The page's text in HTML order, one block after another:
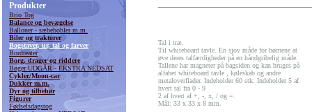
Produkter
Brio Tog
Balance og bevægelse
Balloner - sæbebobler m.m.
Biler og traktorer
Bogstaver, ur, tal og farver
Bordteater
Borg, drager og riddere
Bøger UDGÅR - EKSTRA NEDSAT
Cykler/Moon-car
Dukker m.m.
Dyr og tilbehør
Figurer
Fødselsdagstog
Tal i træ.
Til whiteboard tavle. En sjov måde for børnene at
øve deres talfærdigheder på en håndgribelig måde.
Tallene har magneter på bagsiden og kan bruges på
alfabet whiteboard tavle , køleskab og andre
metaloverflader. Indeholder 60 stk. Indeholder 5 af
hvert tal fra 0 - 9
2 af hvert af +, -, x, / og =.
Mål: 33 x 33 x 8 mm.